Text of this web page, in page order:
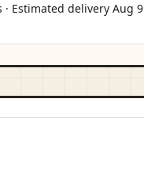
Estimated deliveryAug 9